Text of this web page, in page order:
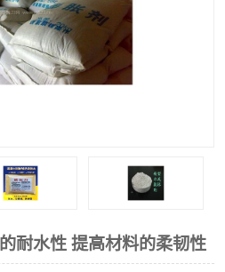
耐水性 提高材料的柔韧性
速凝剂
金刚砂
混凝土防碳化涂料